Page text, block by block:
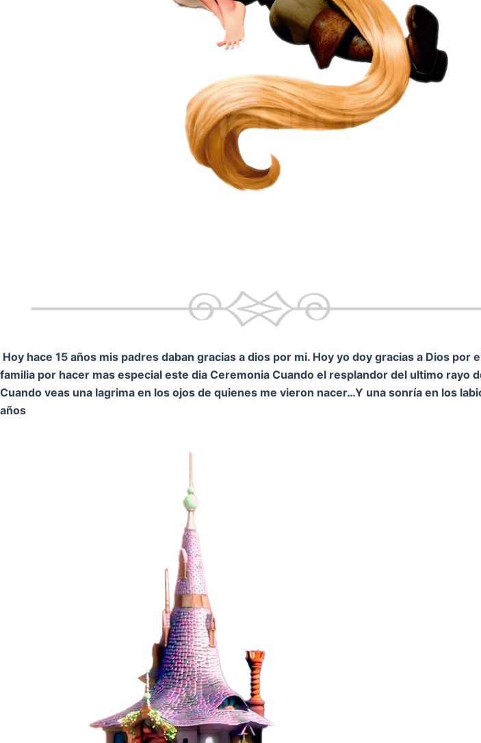
Hoy hace 15 años mis padres daban gracias a dios por mi. Hoy yo doy gracias a Dios
familia por hacer mas especial este dia Ceremonia Cuando el resplandor del ultimo rayo
Cuando veas una lagrima en los ojos de quienes me vieron nacer…Y una sonría en los
años